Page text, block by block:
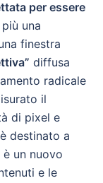
per essere
una
finestra
diffusa
radicale
il
di pixel e
destinato a
è un nuovo
e le